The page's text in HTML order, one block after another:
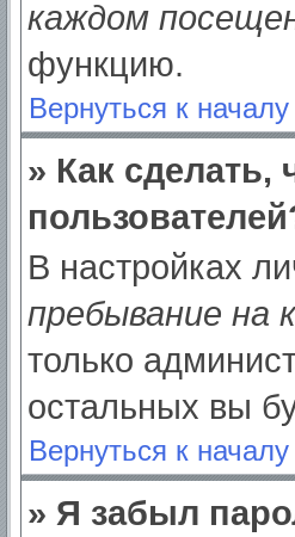
каждом
функцию.
Вернуться к началу
» Как
В настройках
пребывание на
только
остальных вы
Вернуться к началу
» Я забыл